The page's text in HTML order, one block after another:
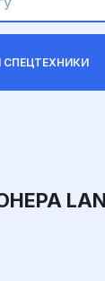
СПЕЦТЕХНИКИ
LAND